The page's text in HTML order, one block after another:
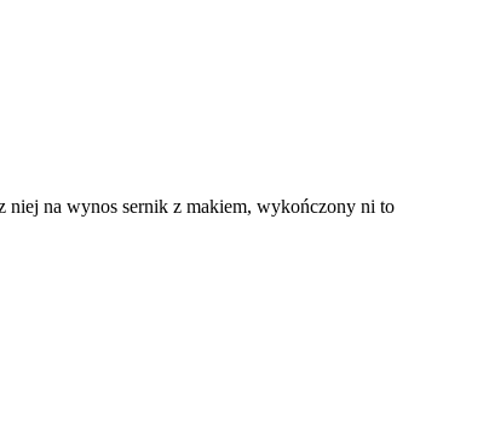
niej na wynos sernik z makiem, wykończony ni to